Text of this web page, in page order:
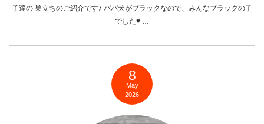
子達の 巣立ちのご紹介です♪ パパ犬がブラックなので、みんなブラックの子
でした♥ …
8
May
2026